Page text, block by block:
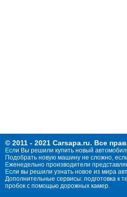
© 2011 - 2021 Carsapa.ru. Все
Если Вы решили купить новый
Подобрать новую машину не сложно,
Еженедельно производители
Если вы решили узнать новое из мира
Дополнительные сервисы: подготовка к
пробок с помощью дорожных камер.